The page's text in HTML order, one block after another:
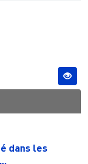
dans les